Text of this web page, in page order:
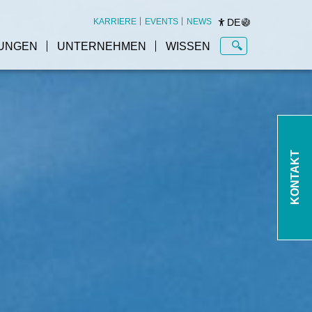
KARRIERE EVENTS NEWS DE
UNTERNEHMEN WISSEN
KONTAKT